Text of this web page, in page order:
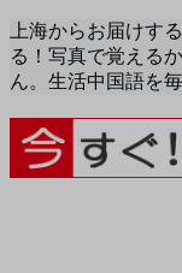
上海からお届けす
る！写真で覚える
ん。生活中国語を